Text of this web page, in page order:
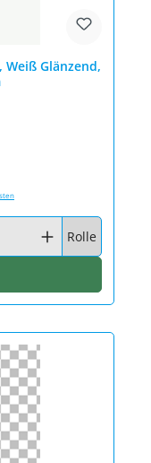
Weiß Glänzend,
oder benutze die
Rolle